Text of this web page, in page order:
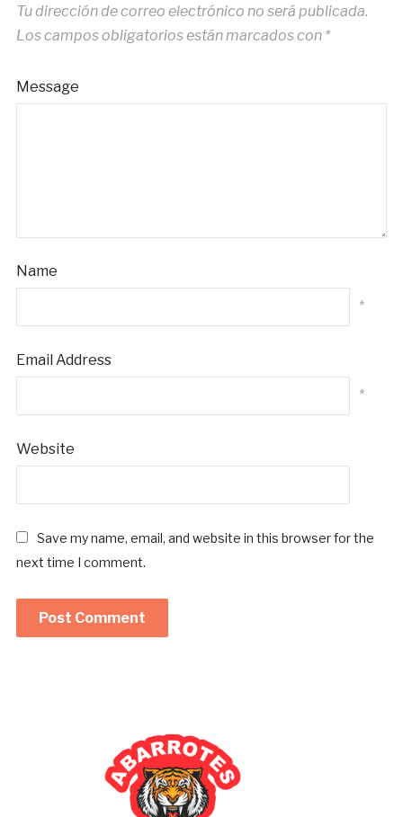
Tu dirección de correo electrónico no será publicada.
Los campos obligatorios están marcados con *
Message
Name
*
Email Address
*
Website
Save my name, email, and website in this browser for the
next time I comment.